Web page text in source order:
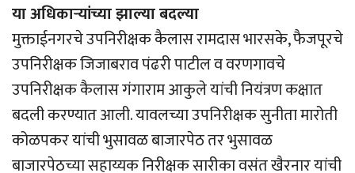
या अधिकार्‍यांच्या झाल्या बदल्या
मुक्ताईनगरचे उपनिरीक्षक कैलास रामदास भारसके, फैजपूरचे
उपनिरीक्षक जिजाबराव पंढरी पाटील व वरणगावचे
उपनिरीक्षक कैलास गंगाराम आकुले यांची नियंत्रण कक्षात
बदली करण्यात आली. यावलच्या उपनिरीक्षक सुनीता मारोती
कोळपकर यांची भुसावळ बाजारपेठ तर भुसावळ
बाजारपेठच्या सहाय्यक निरीक्षक सारीका वसंत खैरनार यांची